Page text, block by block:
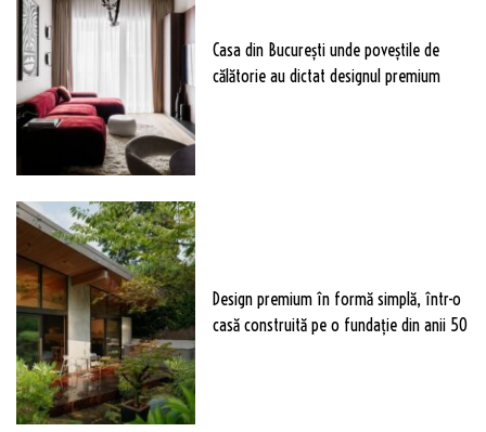
Casa din București unde poveștile de
călătorie au dictat designul premium
Design premium în formă simplă, într-o
casă construită pe o fundație din anii 50